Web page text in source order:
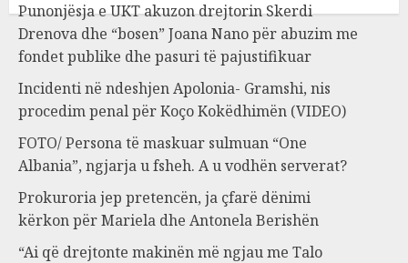
Punonjësja e UKT akuzon drejtorin Skerdi
Drenova dhe “bosen” Joana Nano për abuzim me
fondet publike dhe pasuri të pajustifikuar
Incidenti në ndeshjen Apolonia- Gramshi, nis
procedim penal për Koço Kokëdhimën (VIDEO)
FOTO/ Persona të maskuar sulmuan “One
Albania”, ngjarja u fsheh. A u vodhën serverat?
Prokuroria jep pretencën, ja çfarë dënimi
kërkon për Mariela dhe Antonela Berishën
“Ai që drejtonte makinën më ngjau me Talo